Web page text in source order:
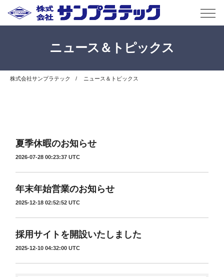
ニュース＆トピックス
株式会社サンプラテック ニュース＆トピックス
夏季休暇のお知らせ
2026-07-28 00:23:37 UTC
年末年始営業のお知らせ
2025-12-18 02:52:52 UTC
採用サイトを開設いたしました
2025-12-10 04:32:00 UTC